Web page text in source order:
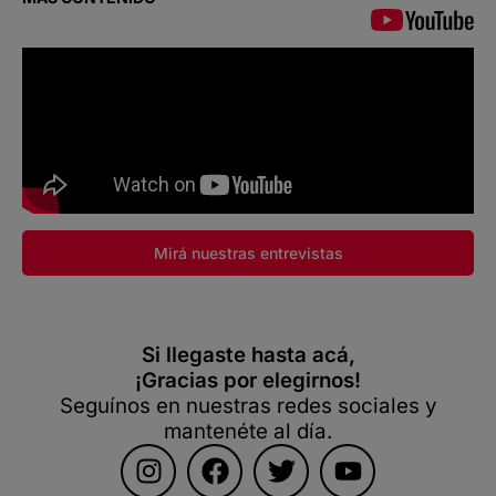
Mirá nuestras entrevistas
Si llegaste hasta acá,
¡Gracias por elegirnos!
Seguínos en nuestras redes sociales y
mantenéte al día.